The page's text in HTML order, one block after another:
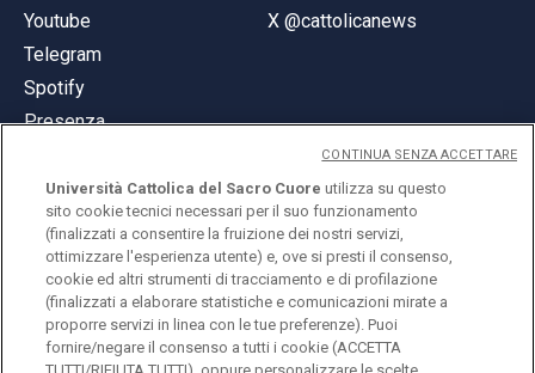
Youtube
Telegram
Spotify
Presenza
X @cattolicanews
© Università Cattolica del Sacro Cuore
Largo A. Gemelli 1, 20123 Milano
PI 02133120150
Università Cattolica del Sacro Cuore utilizza su questo
sito cookie tecnici necessari per il suo funzionamento
(finalizzati a consentire la fruizione dei nostri servizi,
ottimizzare l'esperienza utente) e, ove si presti il consenso,
cookie ed altri strumenti di tracciamento e di profilazione
(finalizzati a elaborare statistiche e comunicazioni mirate a
proporre servizi in linea con le tue preferenze). Puoi
fornire/negare il consenso a tutti i cookie (ACCETTA
CONTINUA SENZA ACCETTARE